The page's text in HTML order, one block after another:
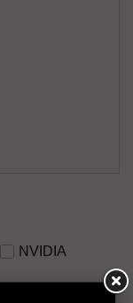
NVIDIA